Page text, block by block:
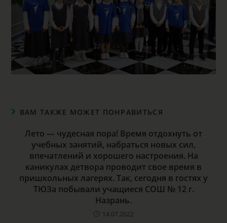
ВАМ ТАКЖЕ МОЖЕТ ПОНРАВИТЬСЯ
Лето — чудесная пора! Время отдохнуть от
учебных занятий, набраться новых сил,
впечатлений и хорошего настроения. На
каникулах детвора проводит свое время в
пришкольных лагерях. Так, сегодня в гостях у
ТЮЗа побывали учащиеся СОШ № 12 г.
Назрань.
14.07.2022